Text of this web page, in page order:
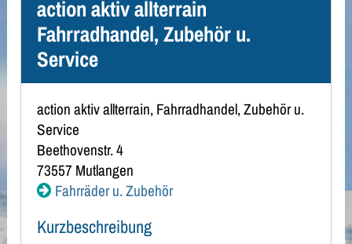
action aktiv allterrain
Fahrradhandel, Zubehör u.
Service
action aktiv allterrain, Fahrradhandel, Zubehör u.
Service
Beethovenstr. 4
73557Mutlangen
Fahrräder u. Zubehör
Kurzbeschreibung